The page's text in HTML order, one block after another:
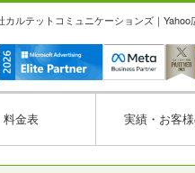
ルテットコミュニケーションズ｜
料金表 実績・お客